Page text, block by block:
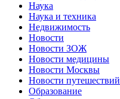
Наука
Наука и техника
Недвижимость
Новости
Новости ЗОЖ
Новости медицины
Новости Москвы
Новости путешествий
Образование